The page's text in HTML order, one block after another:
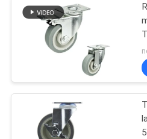
CONTROLE
QUALIDADE
CONTACTE-